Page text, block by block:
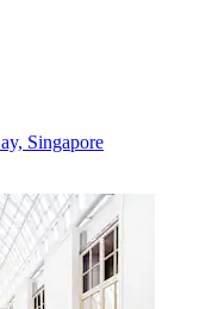
Singapore